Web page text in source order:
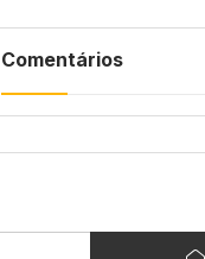
Comentários